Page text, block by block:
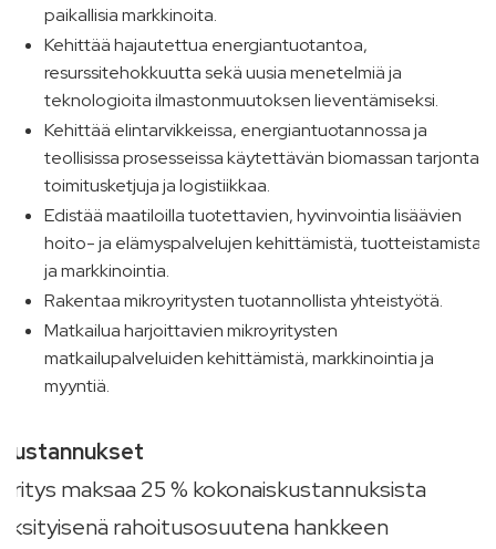
paikallisia markkinoita.
Kehittää hajautettua energiantuotantoa,
resurssitehokkuutta sekä uusia menetelmiä ja
teknologioita ilmastonmuutoksen lieventämiseksi.
Kehittää elintarvikkeissa, energiantuotannossa ja
teollisissa prosesseissa käytettävän biomassan tarjontaa,
toimitusketjuja ja logistiikkaa.
Edistää maatiloilla tuotettavien, hyvinvointia lisäävien
hoito- ja elämyspalvelujen kehittämistä, tuotteistamista
ja markkinointia.
Rakentaa mikroyritysten tuotannollista yhteistyötä.
Matkailua harjoittavien mikroyritysten
matkailupalveluiden kehittämistä, markkinointia ja
myyntiä.
Kustannukset
Yritys maksaa 25 % kokonaiskustannuksista
yksityisenä rahoitusosuutena hankkeen